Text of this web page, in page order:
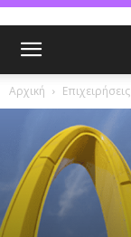
Αρχική Επιχειρήσεις